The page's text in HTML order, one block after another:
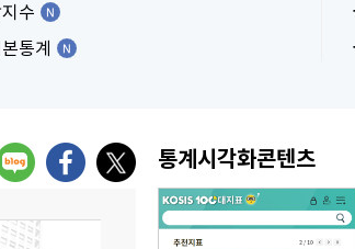
수
통계
통계시각화콘텐츠